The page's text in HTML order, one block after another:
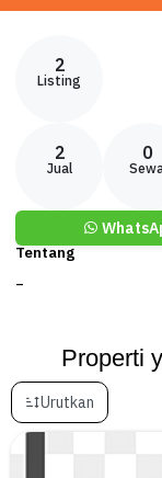
2
Listing
2
Jual
0
Tentang
–
Properti
Urutkan